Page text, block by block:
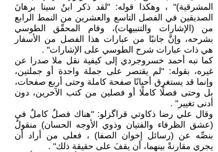
المشرقية)" ، وهكذا قوله: "لقد ذكر ابنُ سينا برهانَ
الصديقين في الفصل التاسع والعشرين من النمط الرابع
من (الإشارات والتنبيهات)، وقام المحقّق الطوسي
بشرحه، وإنَّ جانبًا من عبارات هذا الفصل من الأسفار
هي ذات عبارات شرح الطوسي على الإشارات" .
كما نبه أحمد خسروجردي إلى كيفية نقل ملا صدرا عن
غيره، بقوله: "لم يقتصر على جملة واحدة أو جملتين،
وإنما قد يستغرق أحيانًا صفحة كاملة وحتى أربع صفحات،
بل وحتى فصلًا كاملًا أو فصلين من كتب الآخرين، دون
أدنى تغيير" .
وقال علي رضا ذكاوتي قراگزلو: "هناك فصلٌ كاملٌ في
(عشق الظرفاء والفتيان وذوي الأوجه الحسان) منقولٌ
بنصِّه عن (رسائل إخوان الصفا) ، فعلى من أراد أن
يجري مقارنةً بينهما، أن يقفَ على حقيقة ذلك" .